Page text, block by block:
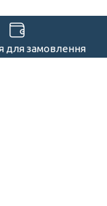
для замовлення